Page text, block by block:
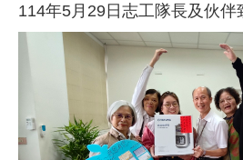
114年5月29日志工隊長及伙